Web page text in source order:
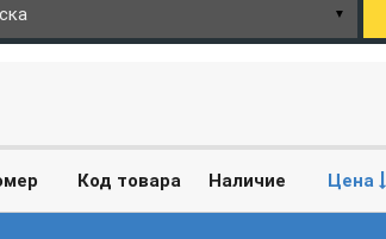
▼
Код товара Наличие Цена